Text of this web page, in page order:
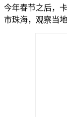
今年春节之后，
市珠海，观察当